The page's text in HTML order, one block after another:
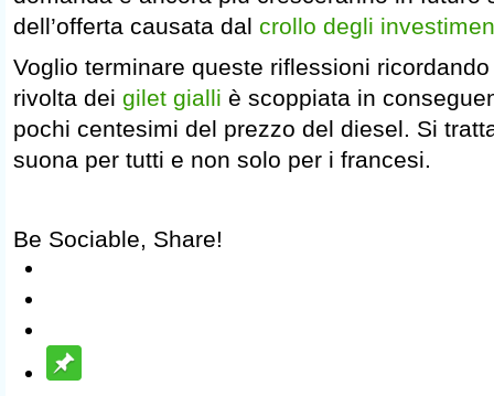
dell’offerta causata dal crollo degli
Voglio terminare queste riflessioni
rivolta dei gilet gialli è scoppiata in
pochi centesimi del prezzo del diesel. Si
suona per tutti e non solo per i francesi.
Be Sociable, Share!